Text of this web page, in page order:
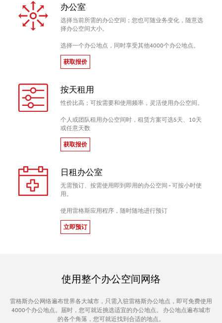
办公室
选择当前所需的办公空间；您也可随业务变化，随意选
择办公空间大小。
选择一个办公地点，同时享受其他4000个办公地点。
获取报价
按天租用
性价比高；可按需要和使用频率，灵活使用办公空间。
个人或团队租用办公空间时，租赁方案可选5天、10天
或任意天数
获取报价
日租办公室
无需预订、按需使用即到即用的办公空间 - 可按小时使
用。
使用雷格斯应用程序，随时随地进行预订
立即预订
使用整个办公空间网络
雷格斯办公网络遍布世界各大城市，只需入驻雷格斯办公地点，即可免费使用
4000个办公地点。届时，您可就近挑选适宜的办公地点。 办公地点遍布城市
的各个角落，您可就近找到合适的地点。